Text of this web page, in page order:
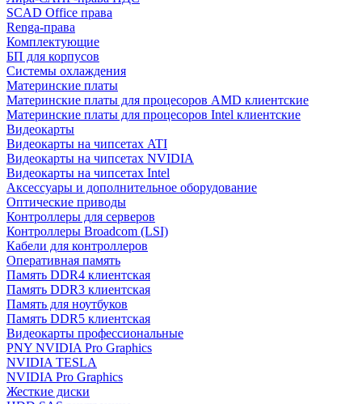
SCAD Office права
Renga-права
Комплектующие
БП для корпусов
Системы охлаждения
Материнские платы
Материнские платы для процесоров AMD клиентские
Материнские платы для процесоров Intel клиентские
Видеокарты
Видеокарты на чипсетах ATI
Видеокарты на чипсетах NVIDIA
Видеокарты на чипсетах Intel
Аксессуары и дополнительное оборудование
Оптические приводы
Контроллеры для серверов
Контроллеры Broadcom (LSI)
Кабели для контроллеров
Оперативная память
Память DDR4 клиентская
Память DDR3 клиентская
Память для ноутбуков
Память DDR5 клиентская
Видеокарты профессиональные
PNY NVIDIA Pro Graphics
NVIDIA TESLA
NVIDIA Pro Graphics
Жесткие диски